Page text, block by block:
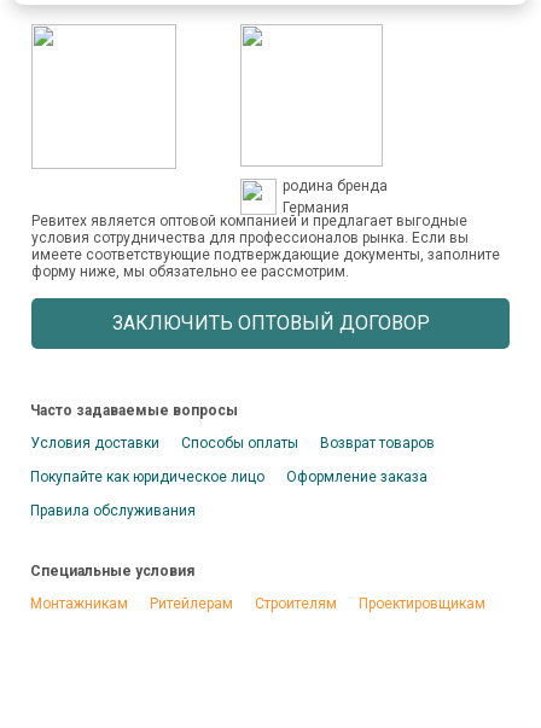
родина бренда
Германия
Ревитех является оптовой компанией и предлагает выгодные
условия сотрудничества для профессионалов рынка. Если вы
имеете соответствующие подтверждающие документы, заполните
форму ниже, мы обязательно ее рассмотрим.
ЗАКЛЮЧИТЬ ОПТОВЫЙ ДОГОВОР
Часто задаваемые вопросы
Условия доставки
Способы оплаты
Возврат товаров
Покупайте как юридическое лицо
Оформление заказа
Правила обслуживания
Специальные условия
Монтажникам
Ритейлерам Строителям Проектировщикам